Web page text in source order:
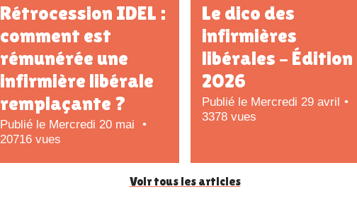
Rétrocession IDEL :
comment est
rémunérée une
infirmière libérale
remplaçante ?
Publié le Mercredi 20 mai
20716 vues
Le dico des
infirmières
libérales – Édition
2026
Publié le Mercredi 29 avril
3378 vues
Voir tous les articles